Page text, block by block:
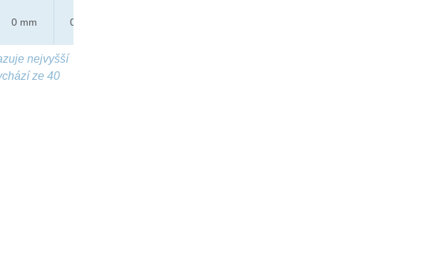
0 mm 0 mm
nejvyšší
ze 40